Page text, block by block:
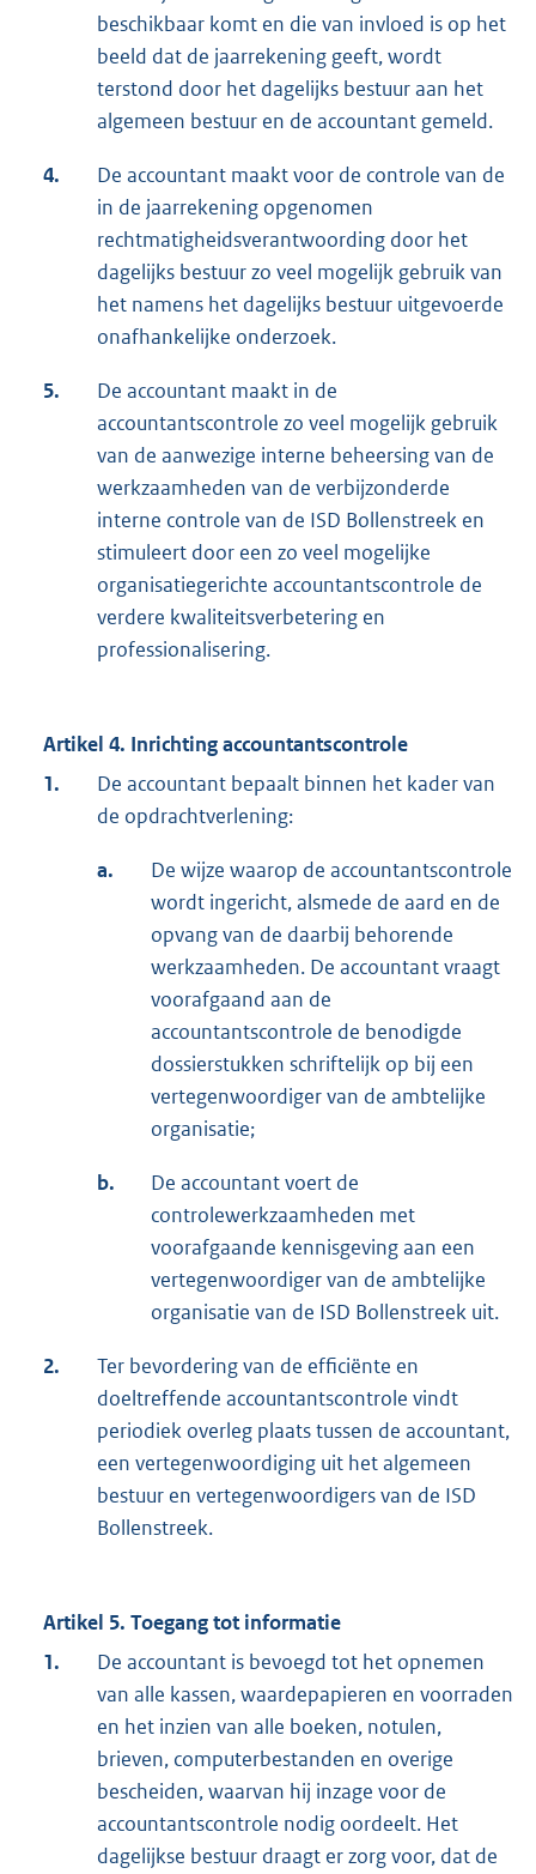
beschikbaar komt en die van invloed is op het
beeld dat de jaarrekening geeft, wordt
terstond door het dagelijks bestuur aan het
algemeen bestuur en de accountant gemeld.
4.
De accountant maakt voor de controle van de
in de jaarrekening opgenomen
rechtmatigheidsverantwoording door het
dagelijks bestuur zo veel mogelijk gebruik van
het namens het dagelijks bestuur uitgevoerde
onafhankelijke onderzoek.
5.
De accountant maakt in de
accountantscontrole zo veel mogelijk gebruik
van de aanwezige interne beheersing van de
werkzaamheden van de verbijzonderde
interne controle van de ISD Bollenstreek en
stimuleert door een zo veel mogelijke
organisatiegerichte accountantscontrole de
verdere kwaliteitsverbetering en
professionalisering.
Artikel 4. Inrichting accountantscontrole
1.
De accountant bepaalt binnen het kader van
de opdrachtverlening:
a.
De wijze waarop de accountantscontrole
wordt ingericht, alsmede de aard en de
opvang van de daarbij behorende
werkzaamheden. De accountant vraagt
voorafgaand aan de
accountantscontrole de benodigde
dossierstukken schriftelijk op bij een
vertegenwoordiger van de ambtelijke
organisatie;
b.
De accountant voert de
controlewerkzaamheden met
voorafgaande kennisgeving aan een
vertegenwoordiger van de ambtelijke
organisatie van de ISD Bollenstreek uit.
2.
Ter bevordering van de efficiënte en
doeltreffende accountantscontrole vindt
periodiek overleg plaats tussen de accountant,
een vertegenwoordiging uit het algemeen
bestuur en vertegenwoordigers van de ISD
Bollenstreek.
Artikel 5. Toegang tot informatie
1.
De accountant is bevoegd tot het opnemen
van alle kassen, waardepapieren en voorraden
en het inzien van alle boeken, notulen,
brieven, computerbestanden en overige
bescheiden, waarvan hij inzage voor de
accountantscontrole nodig oordeelt. Het
dagelijkse bestuur draagt er zorg voor, dat de